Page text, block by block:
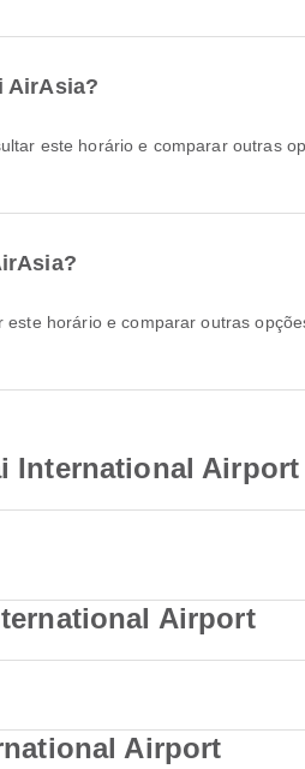
AirAsia?
International Airport
Airport
Airport